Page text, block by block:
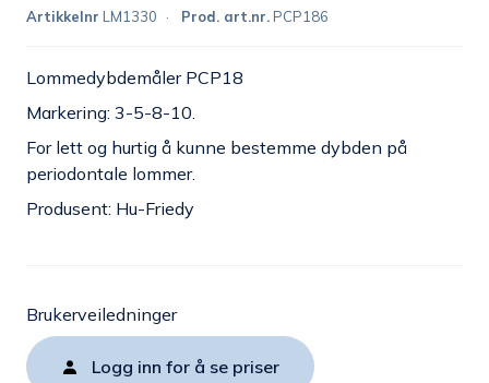
Artikkelnr LM1330 Prod. art.nr. PCP186
Lommedybdemåler PCP18
Markering: 3-5-8-10.
For lett og hurtig å kunne bestemme dybden på
periodontale lommer.
Produsent: Hu-Friedy
Brukerveiledninger
Logg inn for å se priser